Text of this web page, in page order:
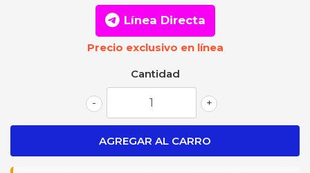
Línea Directa
Precio exclusivo en línea
Cantidad
+
-